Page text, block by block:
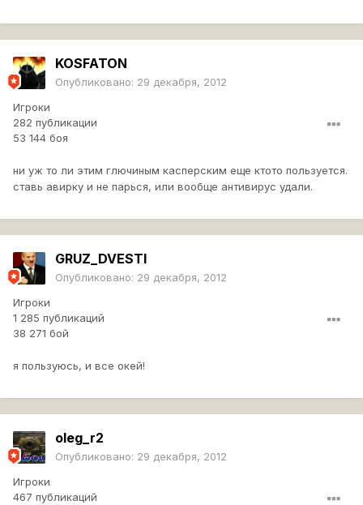
KOSFATON
Опубликовано: 29 декабря, 2012
Игроки
282 публикации
53 144 боя
ни уж то ли этим глючиным касперским еще ктото пользуется.
ставь авирку и не парься, или вообще антивирус удали.
GRUZ_DVESTI
Опубликовано: 29 декабря, 2012
Игроки
1 285 публикаций
38 271 бой
я пользуюсь, и все окей!
oleg_r2
Опубликовано: 29 декабря, 2012
Игроки
467 публикаций